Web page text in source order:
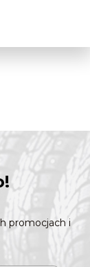
promocjach i